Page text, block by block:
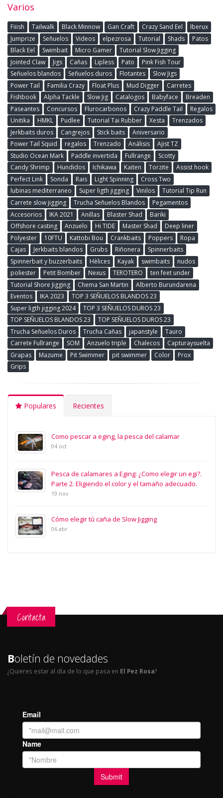
Varios
Fiiish Tailwalk Black Minnow Gan Craft Crazy Sand Eel
Iberux
Jumprize
Señuelos Videos elpezrosa Tutorial Shads
Patos
Black Eel
Swimbait Micro Gamer
Tutorial Slow Jigging
Jointed Claw
Jigs Cañas Lipless Pato
Pink Fish Tour
Señuelos blandos
Señuelos duros Flotantes
Slow Jigs
Power Tail
Familia Crazy Float Plus Mud Digger
Carretes
Fishbook
Alpha Tackle Slow Jig Catalogos Babyface
Breaden
Paseantes
Concursos Flurocarbonos Crazy Paddle Tail
Regalos
Unitika
HMKL Pudlee Tutorial Tai Rubber Xesta
Trenzados
Jerkbaits duros
Cangrejos Stick baits
Aniversario
Power Tail Squid
regalos Trenzado Análisis
Ajist TZ
Studio Ocean Mark
Paddle invertida Fullrange
Scotty
Candy Shrimp
Hundidos Ichikawa Kaiten Torzite
Assist hook
Perfect Link
Sonda Rais Light Spinning
Cross Two
lubinas mediterraneo
Super ligth jigging Vinilos
Tutorial Tip Run
Carrete slow jigging
Trucha Señuelos Blandos
Pegamentos
Accesorios
IKA 2021 Anillas Blaster Shad
Bariki
Offshore casting
Anzuelo Hi TIDE Master Shad
Deep liner
Polyester
10FTU Kattobi Bou Crankbaits Poppers
Ropa
Cajas
Jerkbaits blandos Grubs Riñonera
Spinnerbaits
Spinnerbait y buzzerbaits
Hèlices Kayak swimbaits
nudos
poliester
Petit Bomber Nexus TEROTERO
ten feet under
Tutorial Shore Jigging
Chema San Martin
Alberto Burundarena
Eventos
IKA 2023
TOP 3 SEÑUELOS BLANDOS 23
Super ligth jigging 2024
TOP 3 SEÑUELOS DUROS 23
TOP SEÑUELOS BLANDOS 23
TOP SEÑUELOS DUROS 23
Trucha Señuelos Duros
Trucha Cañas japanstyle
Tauro
Carrete Fullrange
SOM Anzuelo triple Chalecos
Capturaysuelta
Grapas
Mazume Pit Swimmer pit swimmer Color
Prox
Grips
Populares Recientes
Como pescar a eging, la pesca del calamar
04 oct
Pesca de calamares a Eging: ¿Como elegir un egi?.
Parte 2. Eligiendo el color y el tamaño adecuado.
19 nov
Cómo elegir tú caña de Slow Jigging
06 abr
Contacta
Boletín de novedades
¿Quieres estar al día de lo que pasa en El Pez Rosa?